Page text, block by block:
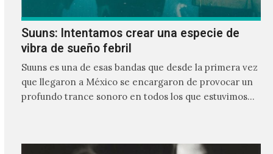
Suuns: Intentamos crear una especie de
vibra de sueño febril
Suuns es una de esas bandas que desde la primera vez
que llegaron a México se encargaron de provocar un
profundo trance sonoro en todos los que estuvimos